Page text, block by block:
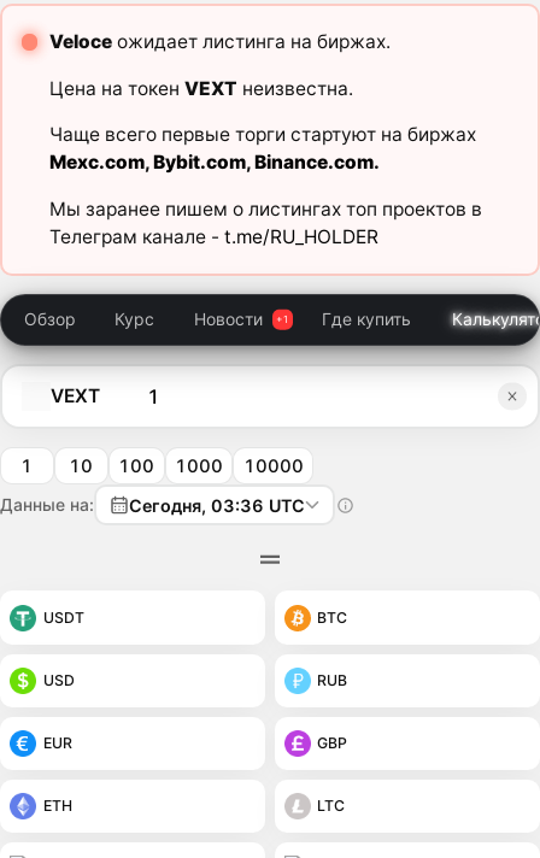
Veloceожидает листинга на биржах.
Цена на токен VEXT неизвестна.
Чаще всего первые торги стартуют на биржах
Mexc.com,Bybit.com,Binance.com.
Мы заранее пишем о листингах топ проектов в
Телеграм канале - t.me/RU_HOLDER
Обзор Курс Новости Где купить
VEXT
1 10 100 1000 10000
Данные на: Сегодня, 03:36 UTC
USDT BTC
USD RUB
EUR GBP
ETH LTC